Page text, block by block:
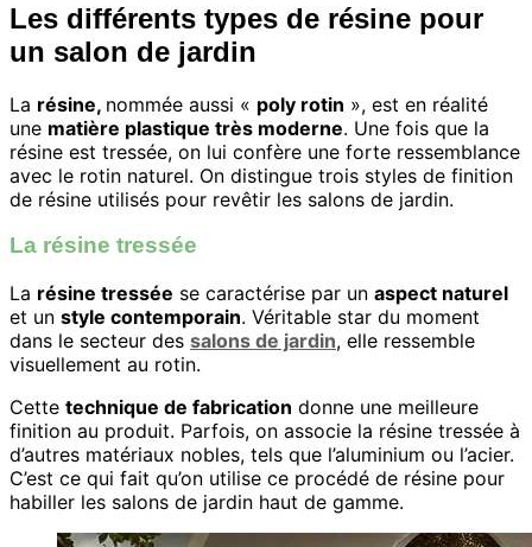
Les différents types de résine pour
un salon de jardin
La résine, nommée aussi « poly rotin », est en réalité
une matière plastique très moderne. Une fois que la
résine est tressée, on lui confère une forte ressemblance
avec le rotin naturel. On distingue trois styles de finition
de résine utilisés pour revêtir les salons de jardin.
La résine tressée
La résine tressée se caractérise par un aspect naturel
et un style contemporain. Véritable star du moment
dans le secteur des salons de jardin, elle ressemble
visuellement au rotin.
Cette technique de fabrication donne une meilleure
finition au produit. Parfois, on associe la résine tressée à
d’autres matériaux nobles, tels que l’aluminium ou l’acier.
C’est ce qui fait qu’on utilise ce procédé de résine pour
habiller les salons de jardin haut de gamme.